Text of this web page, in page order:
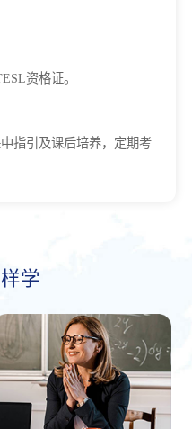
资格证。
指引及课后培养，定期考
学